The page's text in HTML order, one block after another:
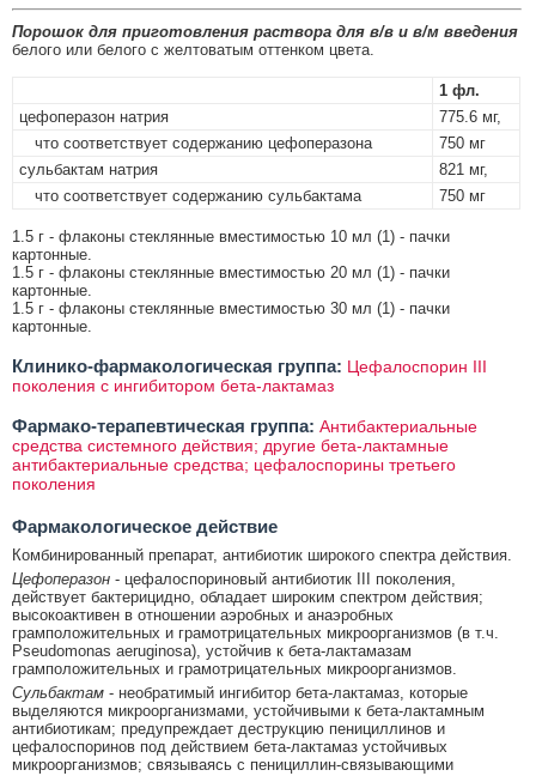
Порошок для приготовления раствора для в/в и в/м введения
белого или белого с желтоватым оттенком цвета.
1 фл.
цефоперазон натрия
775.6 мг,
что соответствует содержанию цефоперазона
750 мг
сульбактам натрия
821 мг,
что соответствует содержанию сульбактама
750 мг
1.5 г - флаконы стеклянные вместимостью 10 мл (1) - пачки
картонные.
1.5 г - флаконы стеклянные вместимостью 20 мл (1) - пачки
картонные.
1.5 г - флаконы стеклянные вместимостью 30 мл (1) - пачки
картонные.
Клинико-фармакологическая группа: Цефалоспорин III
поколения с ингибитором бета-лактамаз
Фармако-терапевтическая группа: Антибактериальные
средства системного действия; другие бета-лактамные
антибактериальные средства; цефалоспорины третьего
поколения
Фармакологическое действие
Комбинированный препарат, антибиотик широкого спектра действия.
Цефоперазон - цефалоспориновый антибиотик III поколения,
действует бактерицидно, обладает широким спектром действия;
высокоактивен в отношении аэробных и анаэробных
грамположительных и грамотрицательных микроорганизмов (в т.ч.
Pseudomonas aeruginosa), устойчив к бета-лактамазам
грамположительных и грамотрицательных микроорганизмов.
Сульбактам - необратимый ингибитор бета-лактамаз, которые
выделяются микроорганизмами, устойчивыми к бета-лактамным
антибиотикам; предупреждает деструкцию пенициллинов и
цефалоспоринов под действием бета-лактамаз устойчивых
микроорганизмов; связываясь с пенициллин-связывающими